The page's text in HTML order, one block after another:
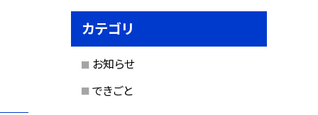
カテゴリ
お知らせ
できごと